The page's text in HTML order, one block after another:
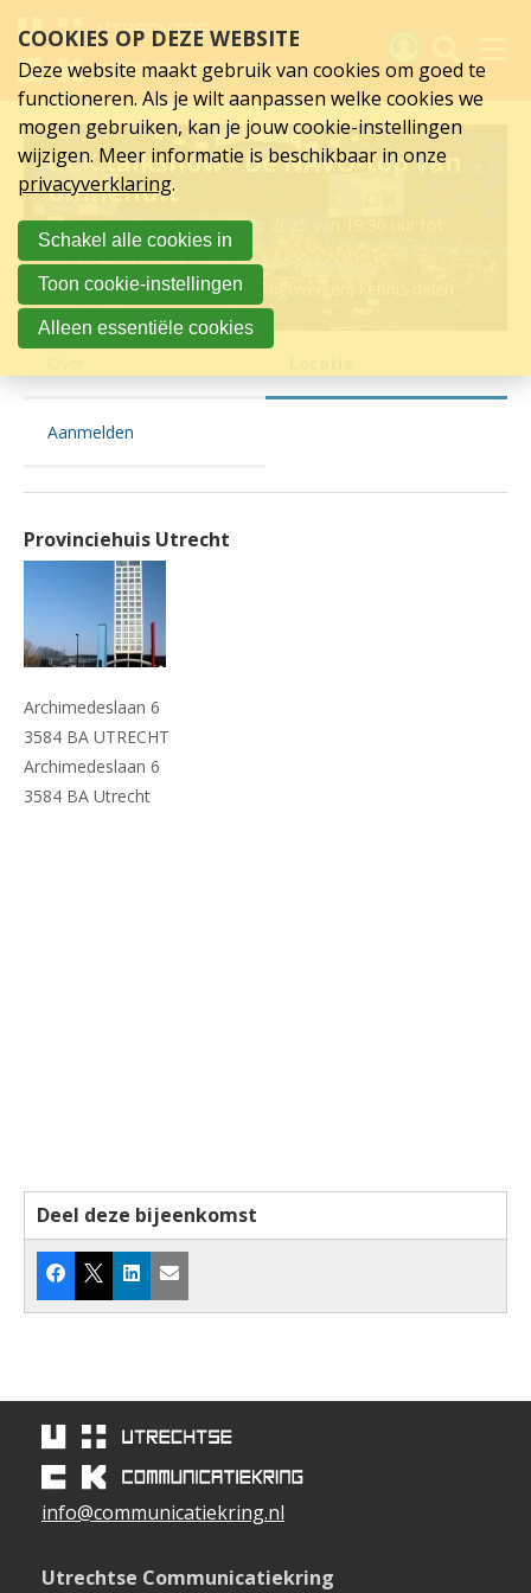
Locatie
van
UCK
talkshow
De
NAVO-
top
van
links
over
Spring
hoofd
inhoud
Spring
naar
hoofdnavigatie
UCK talkshow - De NAVO-top van
binnenuit
donderdag 18 september 2025 van 19:30 uur tot
22:30 uur
Provinciehuis Utrecht
Aanmelden
Provinciehuis Utrecht
Archimedeslaan 6
3584 BA UTRECHT
Archimedeslaan 6
3584 BA Utrecht
Deel deze bijeenkomst
Facebook LinkedIn
info@communicatiekring.nl
Utrechtse Communicatiekring
Activiteiten
Nieuws
Verslagen
Sluit je aan
Over UCK
COOKIES OP DEZE WEBSITE
Deze website maakt gebruik van cookies om goed te
functioneren. Als je wilt aanpassen welke cookies we
mogen gebruiken, kan je jouw cookie-instellingen
wijzigen. Meer informatie is beschikbaar in onze
privacyverklaring.
Schakel alle cookies in
Toon cookie-instellingen
Alleen essentiële cookies